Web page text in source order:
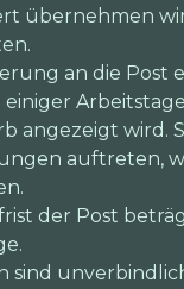
übernehmen
an die Post
angezeigt wird.
auftreten,
der Post
sind